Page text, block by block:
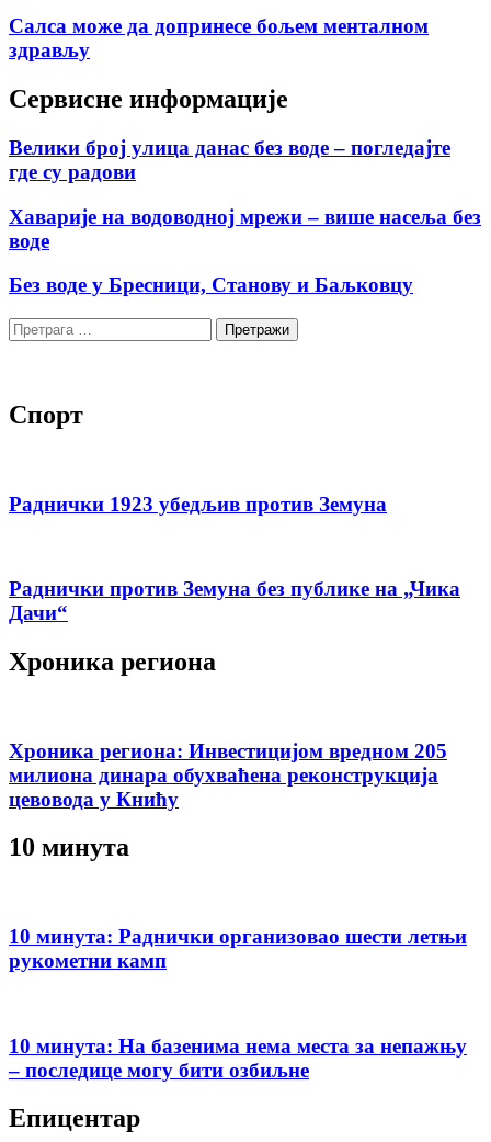
Салса може да допринесе бољем менталном
здрављу
Сервисне информације
Велики број улица данас без воде – погледајте
где су радови
Хаварије на водоводној мрежи – више насеља без
воде
Без воде у Бресници, Станову и Баљковцу
Претрага
за:
Спорт
Раднички 1923 убедљив против Земуна
Раднички против Земуна без публике на „Чика
Дачи“
Хроника региона
Хроника региона: Инвестицијом вредном 205
милиона динара обухваћена реконструкција
цевовода у Книћу
10 минута
10 минута: Раднички организовао шести летњи
рукометни камп
10 минута: На базенима нема места за непажњу
– последице могу бити озбиљне
Епицентар